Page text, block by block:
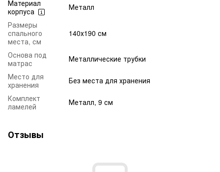
Материал
корпуса
Металл
Размеры
спального
места, см
140х190 см
Основа под
матрас
Металлические трубки
Место для
хранения
Без места для хранения
Комплект
ламелей
Металл, 9 см
Отзывы